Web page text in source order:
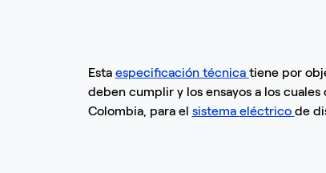
Esta especificación técnica tiene por
deben cumplir y los ensayos a los
Colombia, para el sistema eléctrico de